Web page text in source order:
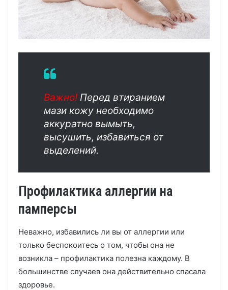
Важно! Перед втиранием
мази кожу необходимо
аккуратно вымыть,
высушить, избавиться от
выделений.
Профилактика аллергии на
памперсы
Неважно, избавились ли вы от аллергии или
только беспокоитесь о том, чтобы она не
возникла – профилактика полезна каждому. В
большинстве случаев она действительно спасала
здоровье.